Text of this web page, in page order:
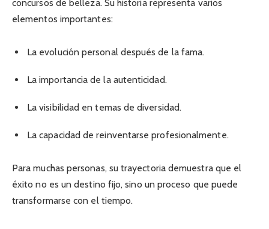
concursos de belleza. Su historia representa varios
elementos importantes:
La evolución personal después de la fama.
La importancia de la autenticidad.
La visibilidad en temas de diversidad.
La capacidad de reinventarse profesionalmente.
Para muchas personas, su trayectoria demuestra que el
éxito no es un destino fijo, sino un proceso que puede
transformarse con el tiempo.